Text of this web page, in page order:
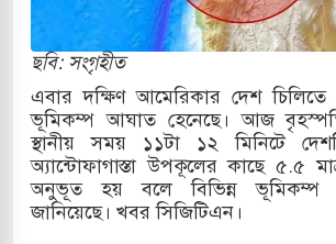
মুক্তির দাবিতে পাকিস্তানজুড়ে পিটিআইয়ের আজ
কোরিয়ার ক্ষেপণাস্ত্র ইউনিট মোতায়েন করা হয়েছে:
স্মৃতি জাদুঘরের উদ্বোধন প্রধানমন্ত্রীর
ছবি: সংগৃহীত
এবার দক্ষিণ আমেরিকার দেশ চিলিতে
ভূমিকম্প আঘাত হেনেছে। আজ
স্থানীয় সময় ১১টা ১২ মিনিটে
অ্যান্টোফাগাস্তা উপকূলের কাছে ৫.৫
অনুভূত হয় বলে বিভিন্ন ভূমিকম্প
জানিয়েছে। খবর সিজিটিএন।